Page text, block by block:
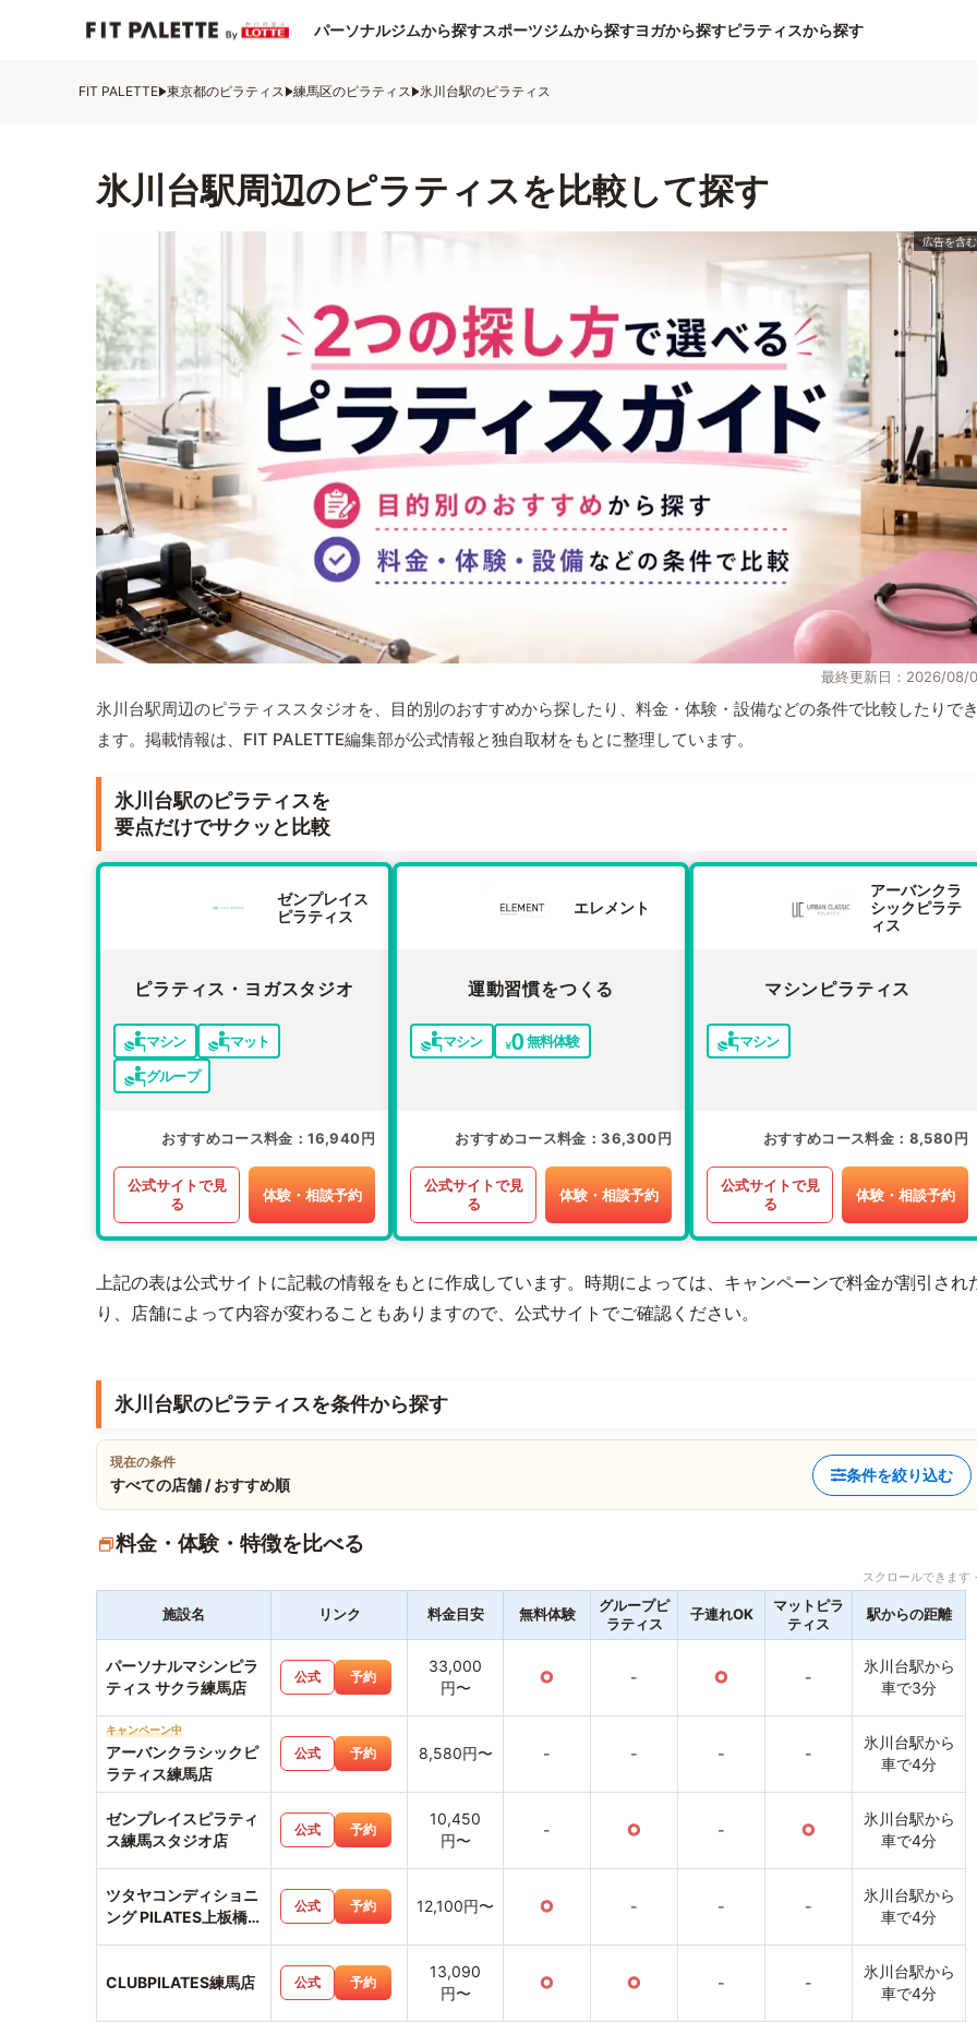
パーソナルジムから探すスポーツジムから探すヨガから探すピラティスから探す
FIT PALETTE 東京都のピラティス 練馬区のピラティス 氷川台駅のピラティス
氷川台駅周辺のピラティスを比較して探す
最終更新日：2026/08/
氷川台駅周辺のピラティススタジオを、目的別のおすすめから探したり、料金・体験・設備などの条件で比較したりで
ます。掲載情報は、FIT PALETTE編集部が公式情報と独自取材をもとに整理しています。
氷川台駅のピラティスを
要点だけでサクッと比較
ゼンプレイス
ピラティス
ピラティス・ヨガスタジオ
マシン
マット
グループ
おすすめコース料金 16,940円
公式サイトで見
る
体験・相談予約
エレメント
運動習慣をつくる
マシン 無料体験
おすすめコース料金 36,300円
公式サイトで見
る
体験・相談予約
アーバンクラ
シックピラテ
ィス
マシンピラティス
マシン
おすすめコース料金 8,580円
公式サイトで見
る
体験・相談予約
上記の表は公式サイトに記載の情報をもとに作成しています。時期によっては、キャンペーンで料金が割引され
り、店舗によって内容が変わることもありますので、公式サイトでご確認ください。
氷川台駅のピラティスを条件から探す
現在の条件
すべての店舗 / おすすめ順
条件を絞り込む
料金・体験・特徴を比べる
スクロールできま
施設名 リンク 料金目安 無料体験
グループピ
ラティス
子連れOK
マットピラ
ティス
駅からの距離
パーソナルマシンピラ
ティス サクラ練馬店
公式 予約
33,000
円〜
○ - ○ -
氷川台駅から
車で3分
キャンペーン中
アーバンクラシックピ
ラティス練馬店
公式 予約 8,580円〜 - - - -
氷川台駅から
車で4分
ゼンプレイスピラティ
ス練馬スタジオ店
公式 予約
10,450
円〜
- ○ - ○
氷川台駅から
車で4分
ツタヤコンディショニ
ング PILATES上板橋
公式 予約 12,100円〜 ○ - - -
氷川台駅から
車で4分
CLUBPILATES練馬店 公式 予約
13,090
円〜
○ ○ - -
氷川台駅から
車で4分